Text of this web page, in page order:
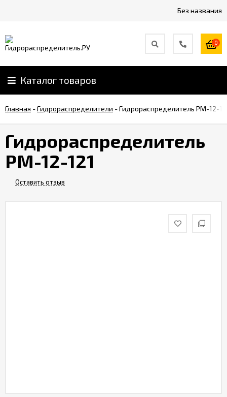
Без названия
0
Каталог товаров
Главная -Гидрораспределители -Гидрораспределитель РМ-12-
Гидрораспределитель
РМ-12-121
Оставить отзыв